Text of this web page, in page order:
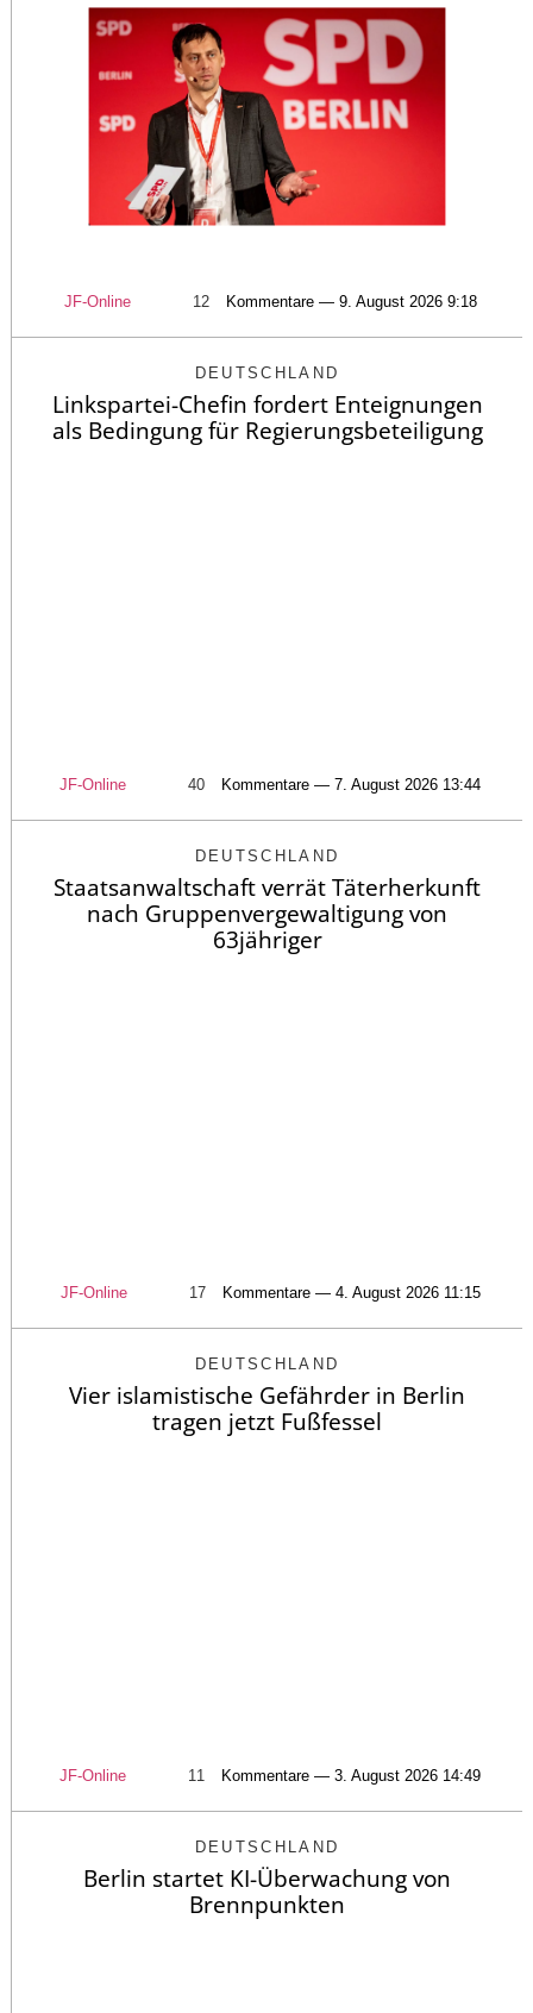
JF-Online 12 Kommentare — 9. August 2026 9:18
DEUTSCHLAND
Linkspartei-Chefin fordert Enteignungen
als Bedingung für Regierungsbeteiligung
JF-Online 40 Kommentare — 7. August 2026 13:44
DEUTSCHLAND
Staatsanwaltschaft verrät Täterherkunft
nach Gruppenvergewaltigung von
63jähriger
JF-Online 17 Kommentare — 4. August 2026 11:15
DEUTSCHLAND
Vier islamistische Gefährder in Berlin
tragen jetzt Fußfessel
JF-Online 11 Kommentare — 3. August 2026 14:49
DEUTSCHLAND
Berlin startet KI-Überwachung von
Brennpunkten